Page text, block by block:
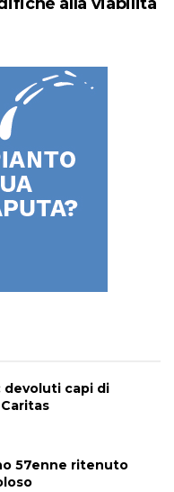
alla viabilità
devoluti capi di
57enne ritenuto